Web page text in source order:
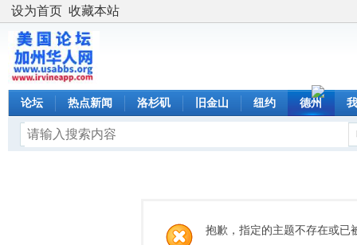
设为首页 收藏本站
论坛 热点新闻 洛杉矶 旧金山 纽约 德州
抱歉，指定的主题不存在或已